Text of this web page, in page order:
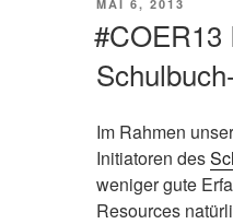
MAI 6, 2013
#COER13
Im Rahmen
Initiatoren des
weniger gute
Resources